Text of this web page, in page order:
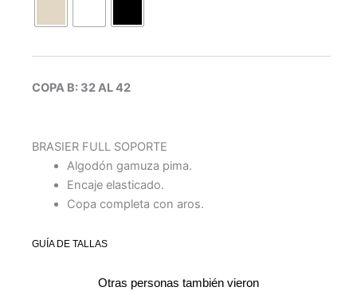
COPA B: 32 AL 42
BRASIER FULL SOPORTE
Algodón gamuza pima.
Encaje elasticado.
Copa completa con aros.
GUÍA DE TALLAS
Otras personas también vieron